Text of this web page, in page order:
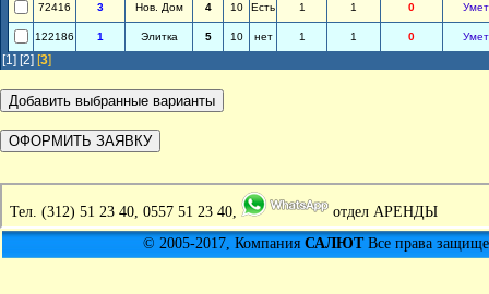
72416 3 Нов. Дом 4 10 Есть 1 1 0
122186 1 Элитка 5 10 нет 1 1 0
[1] [2] [3]
Тел. (312) 51 23 40, 0557 51 23 40,
отдел АРЕНДЫ
© 2005-2017, Компания САЛЮТВсе права